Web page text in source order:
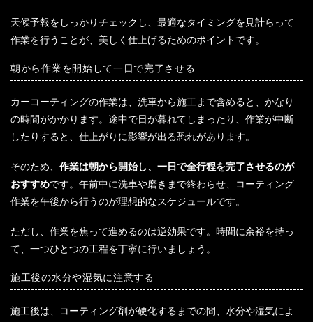
天候予報をしっかりチェックし、最適なタイミングを見計らって
作業を行うことが、美しく仕上げるためのポイントです。
朝から作業を開始して一日で完了させる
カーコーティングの作業は、洗車から施工まで含めると、かなり
の時間がかかります。途中で日が暮れてしまったり、作業が中断
したりすると、仕上がりに影響が出る恐れがあります。
そのため、 作業は朝から開始し、一日で全行程を完了させるのが
おすすめです。午前中に洗車や磨きまで終わらせ、コーティング
作業を午後から行うのが理想的なスケジュールです。
ただし、作業を焦って進めるのは逆効果です。時間に余裕を持っ
て、一つひとつの工程を丁寧に行いましょう。
施工後の水分や湿気に注意する
施工後は、コーティング剤が硬化するまでの間、水分や湿気によ